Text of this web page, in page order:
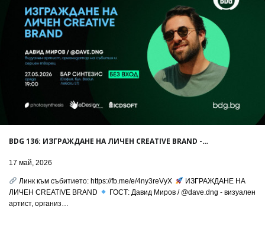
BDG 136: ИЗГРАЖДАНЕ НА ЛИЧЕН CREATIVE BRAND -…
17 май, 2026
Линк към събитието: https://fb.me/e/4ny3reVyX
ИЗГРАЖДАНЕ НА
ЛИЧЕН CREATIVE BRAND
ГОСТ: Давид Миров / @dave.dng - визуален
артист, организ…